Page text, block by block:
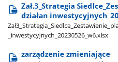
Zał.3​_Strategia
działan
_inwestycyjnych​_20230526​_w6.xlsx
zarządzenie zmieniające